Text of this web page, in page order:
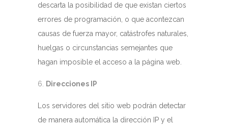
descarta la posibilidad de que existan ciertos
errores de programación, o que acontezcan
causas de fuerza mayor, catástrofes naturales,
huelgas o circunstancias semejantes que
hagan imposible el acceso a la página web.
Direcciones IP
Los servidores del sitio web podrán detectar
de manera automática la dirección IP y el